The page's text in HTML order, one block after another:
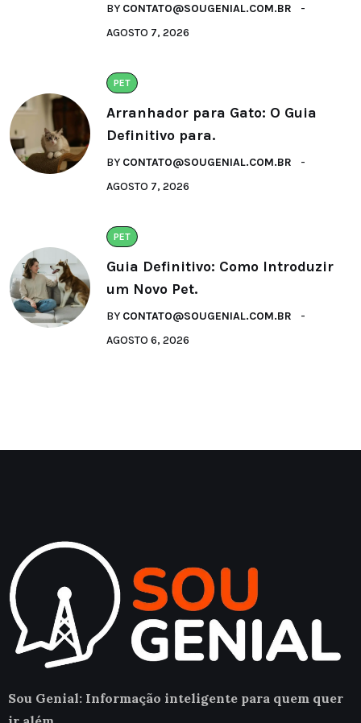
BY CONTATO@SOUGENIAL.COM.BR
AGOSTO 7, 2026
PET
Arranhador para Gato: O Guia
Definitivo para.
BY CONTATO@SOUGENIAL.COM.BR
AGOSTO 7, 2026
PET
Guia Definitivo: Como Introduzir
um Novo Pet.
BY CONTATO@SOUGENIAL.COM.BR
AGOSTO 6, 2026
Sou Genial: Informação inteligente para quem quer